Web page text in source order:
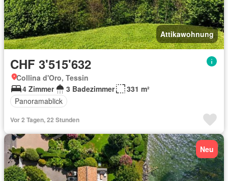
Attikawohnung
CHF 3'515'632
Collina d'Oro, Tessin
4 Zimmer
3 Badezimmer
331 m²
Panoramablick
Vor 2 Tagen, 22 Stunden
Neu